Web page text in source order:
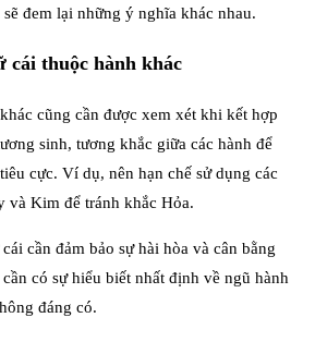
đem lại những ý nghĩa khác nhau.
cái thuộc hành khác
cũng cần được xem xét khi kết hợp
sinh, tương khắc giữa các hành để
cực. Ví dụ, nên hạn chế sử dụng các
và Kim để tránh khắc Hỏa.
cần đảm bảo sự hài hòa và cân bằng
có sự hiểu biết nhất định về ngũ hành
đáng có.